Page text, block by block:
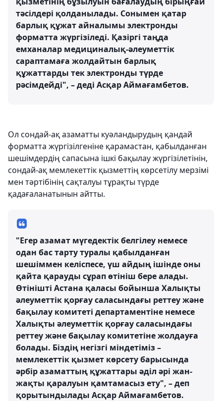
тәсілдері қолданылады. Сонымен қатар
барлық құжат айналымы электронды
форматта жүргізіледі. Қазіргі таңда
емханалар медициналық-әлеуметтік
сараптамаға жолдайтын барлық
құжаттарды тек электронды түрде
рәсімдейді", – деді Асқар Аймағамбетов.
Ол сондай-ақ азаматты куәландырудың қандай
форматта жүргізілгеніне қарамастан, қабылданған
шешімдердің сапасына ішкі бақылау жүргізілетінін,
сондай-ақ мемлекеттік қызметтің көрсетілу мерзімі
мен тәртібінің сақталуы тұрақты түрде
қадағаланатынын айтты.
"Егер азамат мүгедектік белгілеу немесе
одан бас тарту туралы қабылданған
шешіммен келіспесе, үш айдың ішінде оны
қайта қарауды сұрап өтініш бере алады.
Өтінішті Астана қаласы бойынша Халықты
әлеуметтік қорғау саласындағы реттеу және
бақылау комитеті департаментіне немесе
Халықты әлеуметтік қорғау саласындағы
реттеу және бақылау комитетіне жолдауға
болады. Біздің негізгі міндетіміз –
мемлекеттік қызмет көрсету барысында
әрбір азаматтың құжаттары әділ әрі жан-
жақты қаралуын қамтамасыз ету", – деп
қорытындылады Асқар Аймағамбетов.